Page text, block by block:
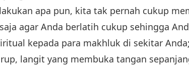
apa pun, kita tak pernah cukup
agar Anda berlatih cukup sehingga
kepada para makhluk di sekitar
langit yang membuka tangan